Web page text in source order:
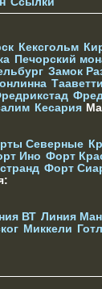
Кексгольм
Печорcкий
Замок
Тааветти
Кесария
Северные
Ино Форт
Форт
ВТ Линия
Миккели